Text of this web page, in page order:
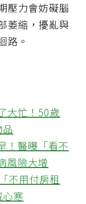
壓力會妨礙腦
萎縮，擾亂與
路。
大忙！50歲
！醫曝「看不
風險大增
不用付房租
寒